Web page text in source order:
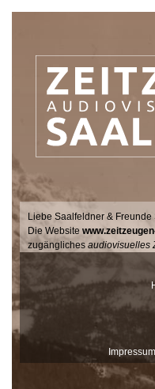
Liebe Saalfeldner & Freunde
Die Website
zugänglichesaudiovisuelles
Seit 2017 sucht der
Dr. Andrea Dillinger vom
Stadtgemeinde Saalfelden
und Erinnerungen mit der
Diese Interviews werden
veröffentlicht und sind nach
Zeitzeugen durchsuchbar.
Unterstützt werden die
Museum Schloss Ritzen und